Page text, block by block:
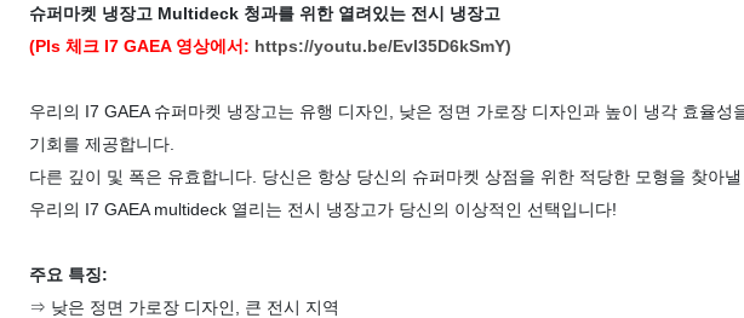
슈퍼마켓 냉장고 Multideck 청과를 위한 열려있는 전시 냉장고
(Pls 체크 I7 GAEA 영상에서: https://youtu.be/Evl35D6kSmY)
우리의 I7 GAEA 슈퍼마켓 냉장고는 유행 디자인, 낮은 정면 가로장 디자인과 높이 냉각 효율
기회를 제공합니다.
다른 깊이 및 폭은 유효합니다. 당신은 항상 당신의 슈퍼마켓 상점을 위한 적당한 모형을 찾아낼
우리의 I7 GAEA multideck 열리는 전시 냉장고가 당신의 이상적인 선택입니다!
주요 특징:
⇒ 낮은 정면 가로장 디자인, 큰 전시 지역